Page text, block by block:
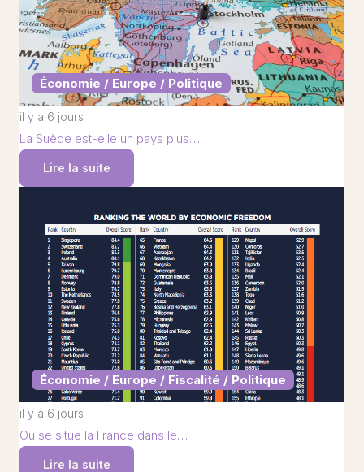
Économie / Europe / Politique
il y a 6 jours
La Suède est-elle un pays plus…
Lire la suite
Économie / Europe / Fiscalité / Politique
il y a 6 jours
Ou se situe la France dans le…
Lire la suite